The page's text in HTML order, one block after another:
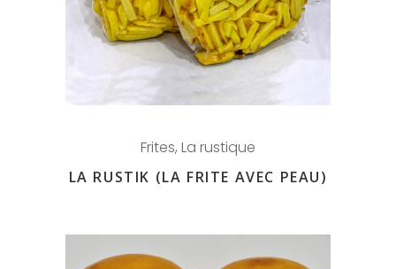
Frites, La rustique
LA RUSTIK (LA FRITE AVEC PEAU)